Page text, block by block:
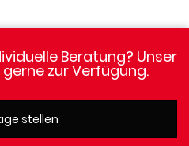
Beratung? Unser
zur Verfügung.
stellen